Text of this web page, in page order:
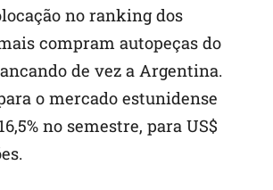
no ranking dos
compram autopeças do
de vez a Argentina.
o mercado estunidense
no semestre, para US$